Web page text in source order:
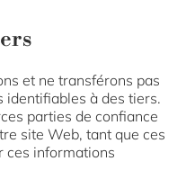
et ne transférons pas
identifiables à des tiers.
parties de confiance
site Web, tant que ces
ces informations